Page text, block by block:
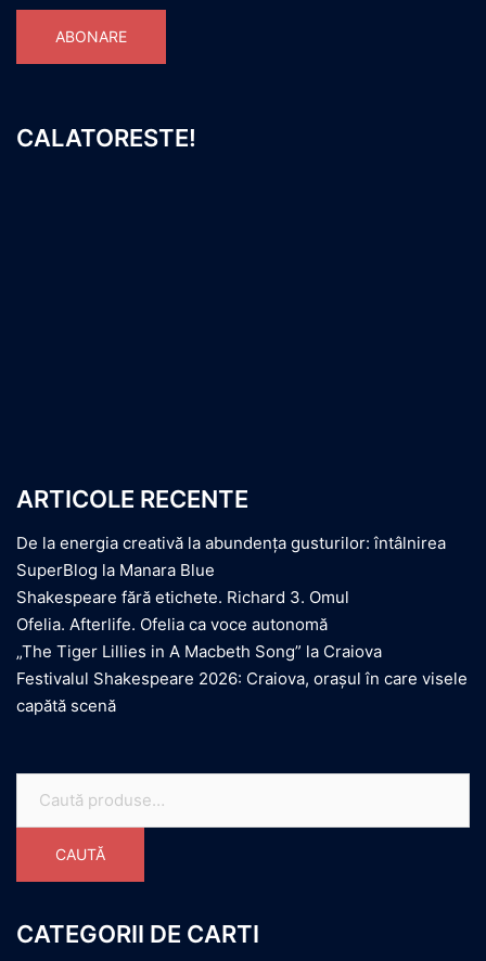
ABONARE
CALATORESTE!
ARTICOLE RECENTE
De la energia creativă la abundența gusturilor: întâlnirea
SuperBlog la Manara Blue
Shakespeare fără etichete. Richard 3. Omul
Ofelia. Afterlife. Ofelia ca voce autonomă
„The Tiger Lillies in A Macbeth Song” la Craiova
Festivalul Shakespeare 2026: Craiova, orașul în care visele
capătă scenă
după:
CAUTĂ
CATEGORII DE CARTI